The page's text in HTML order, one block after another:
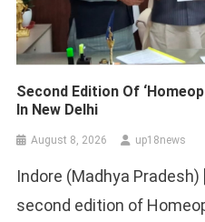
Second Edition Of
In New Delhi
August 8, 2026 up18news
Indore (Madhya
second edition of